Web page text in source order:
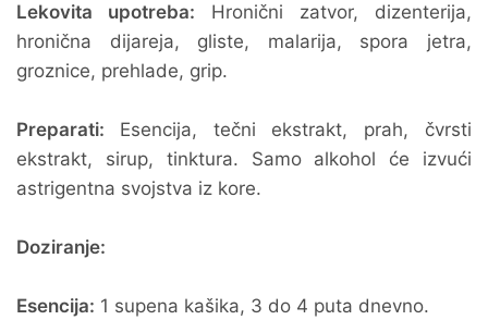
Lekovita upotreba: Hronični zatvor, dizenterija,
hronična dijareja, gliste, malarija, spora jetra,
groznice, prehlade, grip.
Preparati: Esencija, tečni ekstrakt, prah, čvrsti
ekstrakt, sirup, tinktura. Samo alkohol će izvući
astrigentna svojstva iz kore.
Doziranje:
Esencija: 1 supena kašika, 3 do 4 puta dnevno.